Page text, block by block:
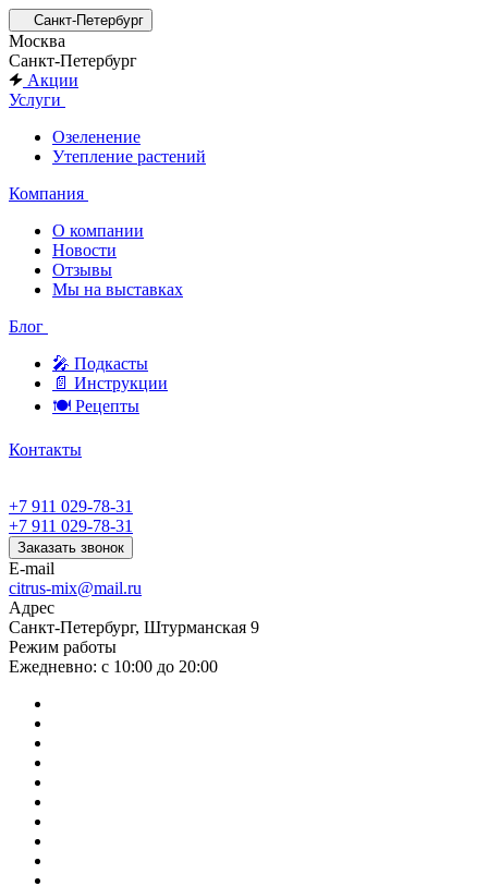
Санкт-Петербург
Москва
Санкт-Петербург
Акции
Услуги
Озеленение
Утепление растений
Компания
О компании
Новости
Отзывы
Мы на выставках
Блог
🎤︎︎ Подкасты
📄 Инструкции
🍽 Рецепты
Контакты
+7 911 029-78-31
+7 911 029-78-31
Заказать звонок
E-mail
citrus-mix@mail.ru
Адрес
Санкт-Петербург, Штурманская 9
Режим работы
Ежедневно: с 10:00 до 20:00